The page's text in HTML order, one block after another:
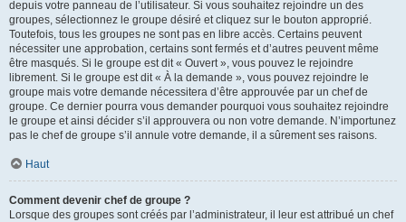
depuis votre panneau de l’utilisateur. Si vous souhaitez rejoindre un des
groupes, sélectionnez le groupe désiré et cliquez sur le bouton approprié.
Toutefois, tous les groupes ne sont pas en libre accès. Certains peuvent
nécessiter une approbation, certains sont fermés et d’autres peuvent même
être masqués. Si le groupe est dit « Ouvert », vous pouvez le rejoindre
librement. Si le groupe est dit « À la demande », vous pouvez rejoindre le
groupe mais votre demande nécessitera d’être approuvée par un chef de
groupe. Ce dernier pourra vous demander pourquoi vous souhaitez rejoindre
le groupe et ainsi décider s’il approuvera ou non votre demande. N’importunez
pas le chef de groupe s’il annule votre demande, il a sûrement ses raisons.
Haut
Comment devenir chef de groupe ?
Lorsque des groupes sont créés par l’administrateur, il leur est attribué un chef